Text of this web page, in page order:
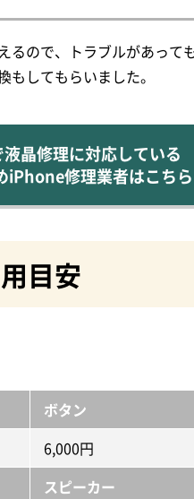
ので、トラブルがあっ
してもらいました。
晶修理に対応している
iPhone修理業者はこちら
目安
ボタン
6,000円
スピーカー